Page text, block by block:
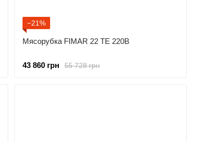
−21%
Мясорубка FIMAR 22 TE 220В
55 728 грн
43 860 грн